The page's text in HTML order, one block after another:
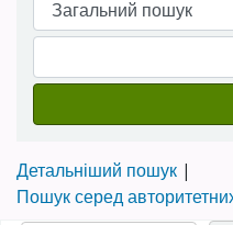
Детальніший пошук
Пошук серед